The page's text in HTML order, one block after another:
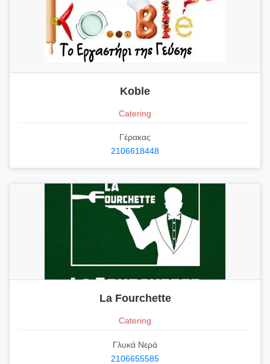
Koble
Catering
Γέρακας
2106618448
La Fourchette
Catering
Γλυκά Νερά
2106655585